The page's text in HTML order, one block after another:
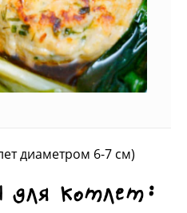
диаметром 6-7 см)
для котлет: